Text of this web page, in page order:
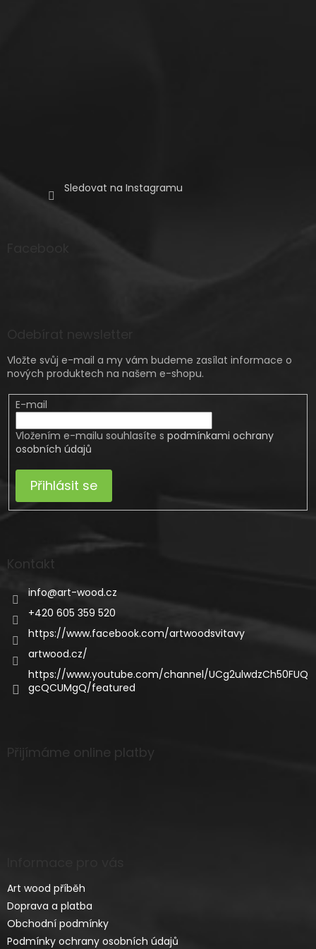
Sledovat na Instagramu
Vložte svůj e-mail a my vám budeme zasílat informace o
nových produktech na našem e-shopu.
E-mail
Vložením e-mailu souhlasíte s podmínkami ochrany
osobních údajů
Přihlásit se
Kontakt
info@art-wood.cz
+420 605 359 520
https://www.facebook.com/artwoodsvitavy
artwood.cz/
https://www.youtube.com/channel/UCg2ulwdzCh50FUQ
gcQCUMgQ/featured
Přijímáme online platby
Art wood příběh
Doprava a platba
Obchodní podmínky
Podmínky ochrany osobních údajů